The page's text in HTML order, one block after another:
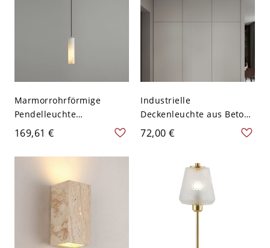
Marmorrohrförmige
Pendelleuchte
minimalistisches weißes
Hängeleuchtengerät für
Schlafzimmer - 110V-120V
169,61 €
Industrielle
Deckenleuchte aus Beton
in Zylinderform zum
bündigen Einbau für den
72,00 €